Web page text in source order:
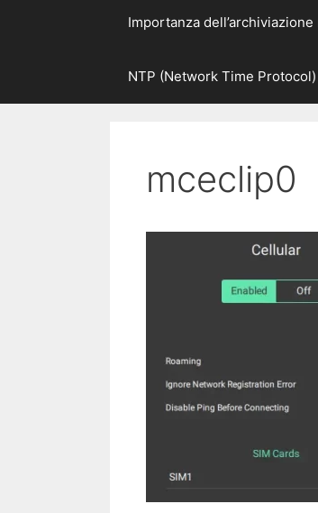
Importanza
NTP (Network Time Protocol)
mceclip0